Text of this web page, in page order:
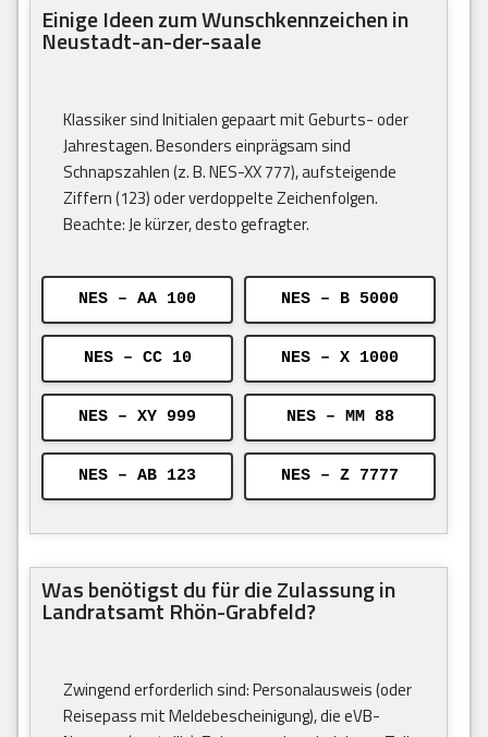
Einige Ideen zum Wunschkennzeichen in
Neustadt-an-der-saale
Klassiker sind Initialen gepaart mit Geburts- oder
Jahrestagen. Besonders einprägsam sind
Schnapszahlen (z. B. NES-XX 777), aufsteigende
Ziffern (123) oder verdoppelte Zeichenfolgen.
Beachte: Je kürzer, desto gefragter.
NES – AA 100 NES – B 5000
NES – CC 10 NES – X 1000
NES – XY 999 NES – MM 88
NES – AB 123 NES – Z 7777
Was benötigst du für die Zulassung in
Landratsamt Rhön-Grabfeld?
Zwingend erforderlich sind: Personalausweis (oder
Reisepass mit Meldebescheinigung), die eVB-